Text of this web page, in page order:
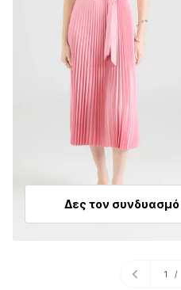
Δες τον συνδυασμό
1 /